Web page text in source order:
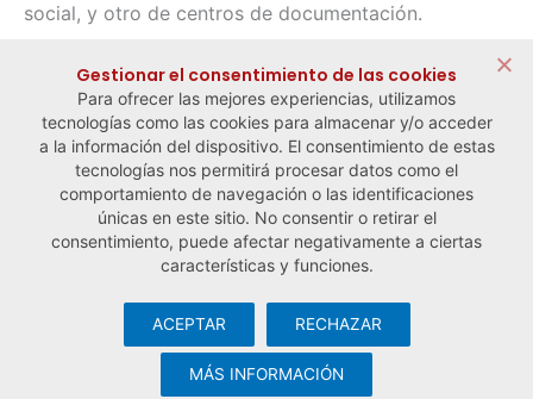
social, y otro de centros de documentación.
← Noticia anterior Noticia siguiente →
© Observatorio Español de la Economía Social y del Trabajo
Aviso legal y política de privacidad
cookies· Desarrollo web:Visualco
Gestionar el consentimiento de las cookies
Para ofrecer las mejores experiencias, utilizamos
tecnologías como las cookies para almacenar y/o acceder
a la información del dispositivo. El consentimiento de estas
tecnologías nos permitirá procesar datos como el
comportamiento de navegación o las identificaciones
únicas en este sitio. No consentir o retirar el
consentimiento, puede afectar negativamente a ciertas
características y funciones.
ACEPTAR RECHAZAR
MÁS INFORMACIÓN